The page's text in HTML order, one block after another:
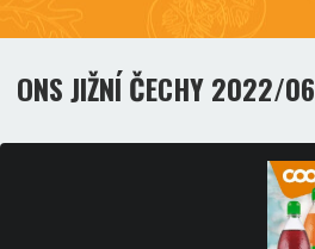
ONS JIŽNÍ ČECHY 2022/06